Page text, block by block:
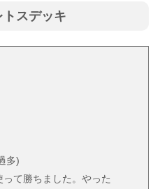
スデッキ
多)
て勝ちました。やった